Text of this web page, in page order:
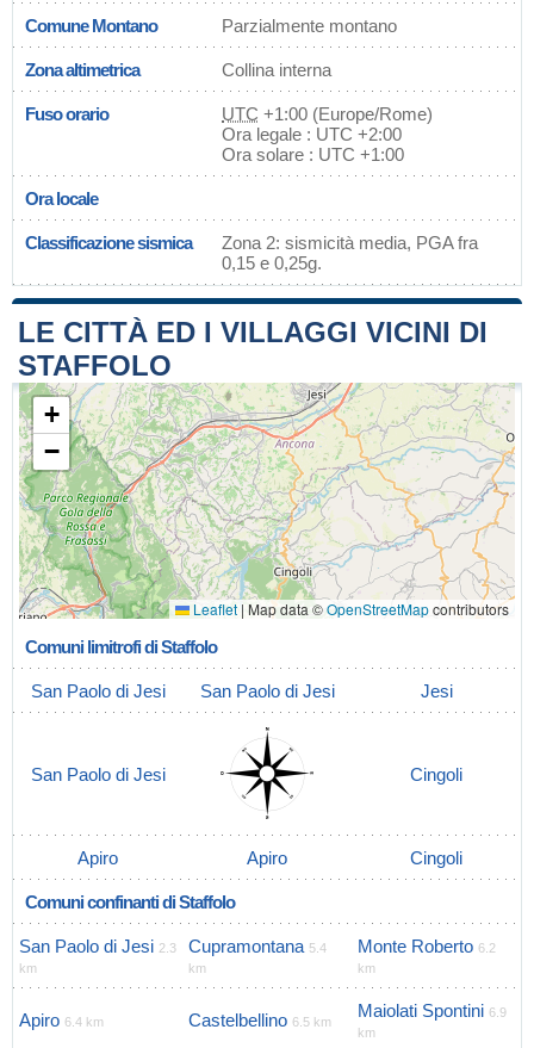
Comune Montano Parzialmente montano
Zona altimetrica Collina interna
Fuso orario UTC +1:00 (Europe/Rome)
Ora legale : UTC +2:00
Ora solare : UTC +1:00
Ora locale
Classificazione sismica
Zona 2: sismicità media, PGA fra
0,15 e 0,25g.
LE CITTÀ ED I VILLAGGI VICINI DI
STAFFOLO
+
−
Leaflet | Map data ©OpenStreetMapcontributors
Comuni limitrofi di Staffolo
San Paolo di Jesi San Paolo di Jesi Jesi
San Paolo di Jesi Cingoli
Apiro Apiro Cingoli
Comuni confinanti di Staffolo
San Paolo di Jesi 2.3
km
Cupramontana 5.4
km
Monte Roberto 6.2
km
Apiro 6.4 km Castelbellino 6.5 km
Maiolati Spontini 6.9
km